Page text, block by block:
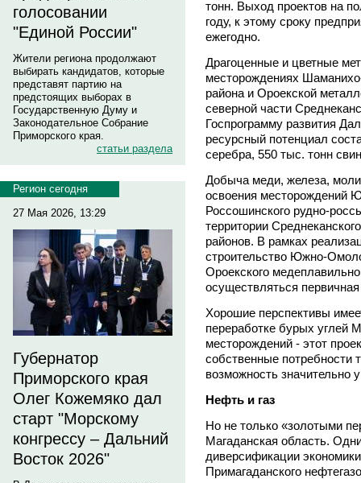
голосовании
"Единой России"
Жители региона продолжают
выбирать кандидатов, которые
представят партию на
предстоящих выборах в
Государственную Думу и
Законодательное Собрание
Приморского края.
статьи раздела
Регион сегодня
27 Мая 2026, 13:29
Губернатор
Приморского края
Олег Кожемяко дал
старт "Морскому
конгрессу – Дальний
Восток 2026"
тонн. Выход проектов на
году, к этому сроку
ежегодно.
Драгоценные и цветные
месторождениях
района и Ороекской
северной части
Госпрограмму развития
ресурсный потенциал
серебра, 550 тыс. тонн
Добыча меди, железа,
освоения месторождений
Россошинского рудно-
территории
районов. В рамках
строительство Южно-
Ороекского
осуществляться
Хорошие перспективы
переработке бурых углей
месторождений - этот
собственные потребности
возможность значительно
Нефть и газ
Но не только «золотыми
Магаданская область.
диверсификации
Примагаданского